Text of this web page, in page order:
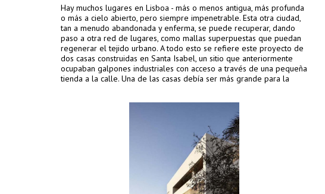
Hay muchos lugares en Lisboa - más o menos antigua, más profunda
o más a cielo abierto, pero siempre impenetrable. Esta otra ciudad,
tan a menudo abandonada y enferma, se puede recuperar, dando
paso a otra red de lugares, como mallas superpuestas que puedan
regenerar el tejido urbano. A todo esto se refiere este proyecto de
dos casas construidas en Santa Isabel, un sitio que anteriormente
ocupaban galpones industriales con acceso a través de una pequeña
tienda a la calle. Una de las casas debía ser más grande para la